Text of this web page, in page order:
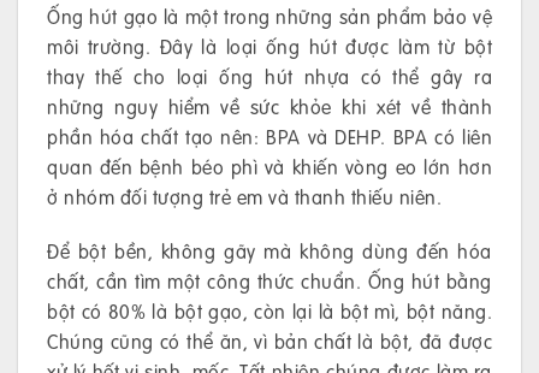
Ống hút gạo là một trong những sản phẩm bảo vệ
môi trường. Đây là loại ống hút được làm từ bột
thay thế cho loại ống hút nhựa có thể gây ra
những nguy hiểm về sức khỏe khi xét về thành
phần hóa chất tạo nên: BPA và DEHP. BPA có liên
quan đến bệnh béo phì và khiến vòng eo lớn hơn
ở nhóm đối tượng trẻ em và thanh thiếu niên.
Để bột bền, không gãy mà không dùng đến hóa
chất, cần tìm một công thức chuẩn. Ống hút bằng
bột có 80% là bột gạo, còn lại là bột mì, bột năng.
Chúng cũng có thể ăn, vì bản chất là bột, đã được